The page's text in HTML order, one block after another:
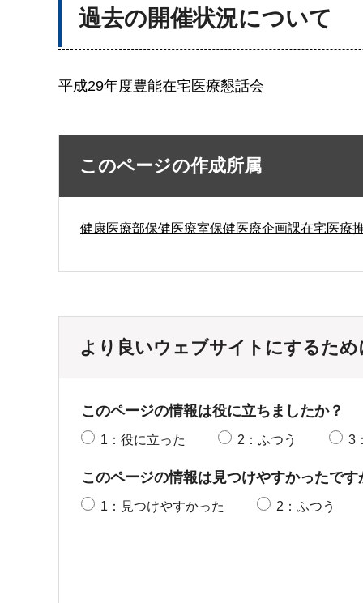
過去の開催状況について
平成29年度豊能在宅医療懇話会
このページの作成所属
健康医療部保健医療室保健医療企画課在宅医療
より良いウェブサイトにするた
このページの情報は役に立ちましたか？
1：役に立った 2：ふつう 3
このページの情報は見つけやすかったです
1：見つけやすかった 2：ふつう